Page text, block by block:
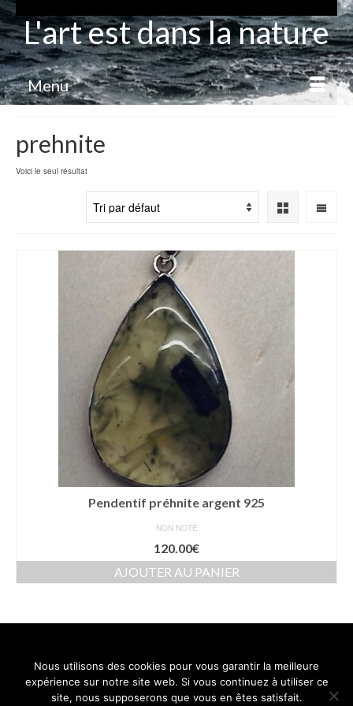
L'art est dans la nature
Menu
prehnite
Voici le seul résultat
Pendentif préhnite argent 925
NON NOTÉ
120.00€
AJOUTER AU PANIER
Contact
Conditions générales de vente
Politique de confidentialité
Nous utilisons des cookies pour vous garantir la meilleure
expérience sur notre site web. Si vous continuez à utiliser ce
site, nous supposerons que vous en êtes satisfait.